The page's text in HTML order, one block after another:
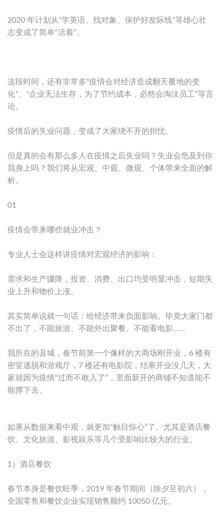
2020 年计划从“学英语、找对象、保护好发际线”等雄心壮
志变成了简单“活着”。
这段时间，还有非常多“疫情会对经济造成翻天覆地的变
化”、“企业无法生存，为了节约成本，必然会淘汰员工”等言
论。
疫情后的失业问题，变成了大家绕不开的担忧。
但是真的会有那么多人在疫情之后失业吗？失业会危及到你
我身上吗？我们将从宏观、中观、微观、个体带来全面的解
析。
01
疫情会带来哪些就业冲击？
专业人士会这样讲疫情对宏观经济的影响：
需求和生产骤降，投资、消费、出口均受明显冲击，短期失
业上升和物价上涨。
其实简单说就一句话：给经济带来负面影响。毕竟大家门都
不出了，不能旅游、不能外出聚餐、不能看电影……
我所在的县城，春节前第一个像样的大商场刚开业，6 楼有
密室逃脱和游戏厅，7 楼还有电影院，结果开业没几天，大
家就因为疫情“过而不敢入了”，里面新开的商铺不知道能不
能撑下去。
如果从数据来看中观，就更加“触目惊心”了。尤其是酒店餐
饮、文化旅游、影视娱乐等几个受影响比较大的行业。
1）酒店餐饮
春节本身是餐饮旺季，2019 年春节期间（除夕至初六），
全国零售和餐饮企业实现销售额约 10050 亿元。